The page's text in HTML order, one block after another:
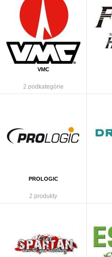
VMC
2 podkategórie
PROLOGIC
2 produkty